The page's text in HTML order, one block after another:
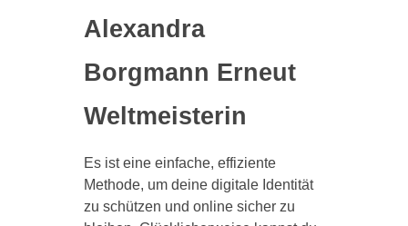
Alexandra
Borgmann Erneut
Weltmeisterin
Es ist eine einfache, effiziente
Methode, um deine digitale Identität
zu schützen und online sicher zu